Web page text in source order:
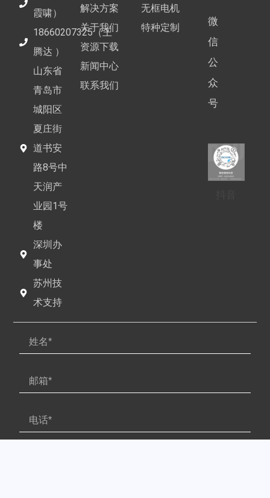
霞啸）
18660207325（王
腾达 ）
山东省
青岛市
城阳区
夏庄街
道书安
路8号中
天润产
业园1号
楼
深圳办
事处
苏州技
术支持
解决方案
关于我们
资源下载
新闻中心
联系我们
无框电机
特种定制
微
信
公
众
号